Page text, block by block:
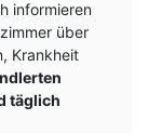
informieren
über
Krankheit
täglich